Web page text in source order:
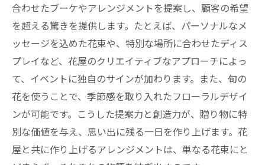
合わせたブーケやアレンジメントを提案し、顧客の希望
を超える驚きを提供します。たとえば、パーソナルなメ
ッセージを込めた花束や、特別な場所に合わせたディス
プレイなど、花屋のクリエイティブなアプローチによっ
て、イベントに独自のサインが加わります。また、旬の
花を使うことで、季節感を取り入れたフローラルデザイ
ンが可能です。こうした提案力と創造力が、贈り物に特
別な価値を与え、思い出に残る一日を作り上げます。花
屋と共に作り上げるアレンジメントは、単なる花束にと